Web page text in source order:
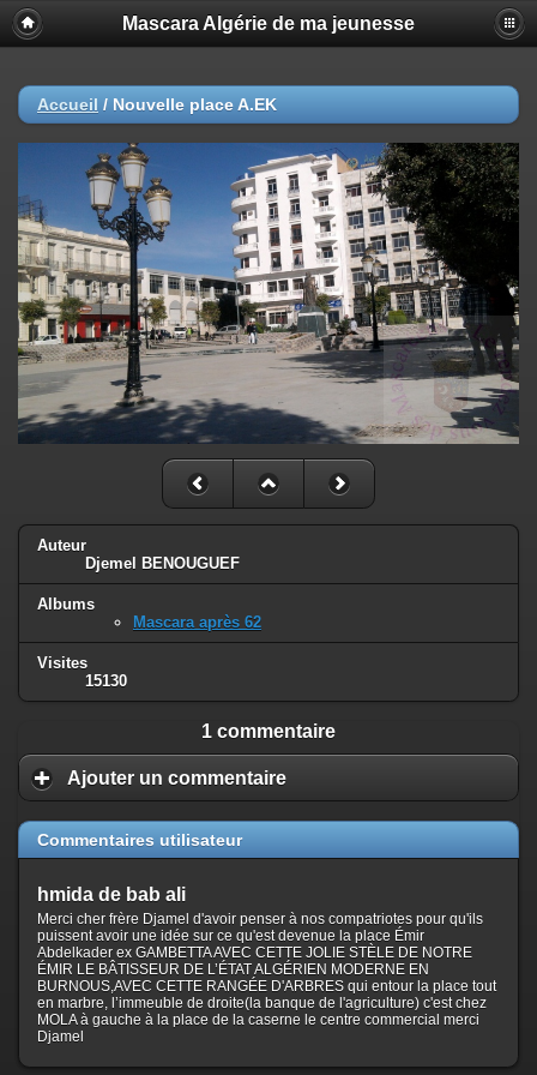
Mascara Algérie de ma jeunesse
Accueil / Nouvelle place A.EK
Auteur
Djemel BENOUGUEF
Albums
Mascara après 62
Visites
15130
1 commentaire
Ajouter un commentaire
Commentaires utilisateur
hmida de bab ali
Merci cher frère Djamel d'avoir penser à nos compatriotes pour qu'ils
puissent avoir une idée sur ce qu'est devenue la place Émir
Abdelkader ex GAMBETTA AVEC CETTE JOLIE STÈLE DE NOTRE
ÉMIR LE BÂTISSEUR DE L’ÉTAT ALGÉRIEN MODERNE EN
BURNOUS,AVEC CETTE RANGÉE D'ARBRES qui entour la place tout
en marbre, l’immeuble de droite(la banque de l'agriculture) c'est chez
MOLA à gauche à la place de la caserne le centre commercial merci
Djamel